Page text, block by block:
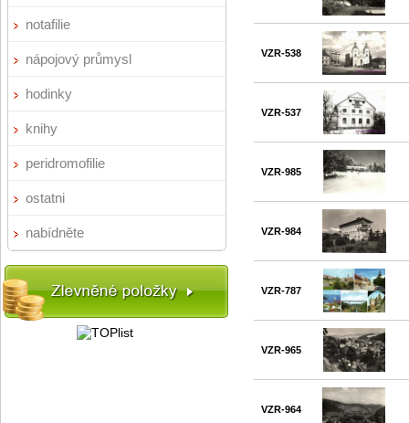
notafilie
nápojový průmysl
hodinky
knihy
peridromofilie
ostatni
nabídněte
VZR-538
VZR-537
VZR-985
VZR-984
VZR-787
VZR-965
VZR-964